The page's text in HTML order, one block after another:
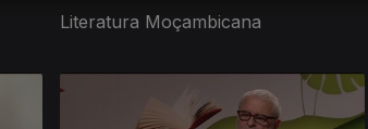
Literatura Moçambicana